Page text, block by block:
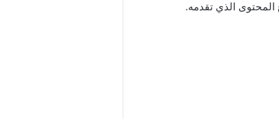
المحتوى الذي تقدمه.